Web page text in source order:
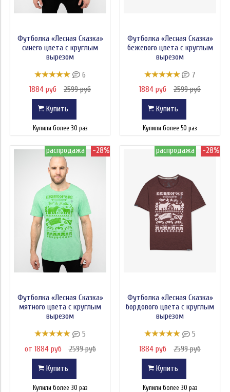
Футболка «Лесная Сказка»
синего цвета с круглым
вырезом
6
1884 руб
2599 руб
Купить
Купили более 30 раз
Футболка «Лесная Сказка»
бежевого цвета с круглым
вырезом
7
1884 руб
2599 руб
Купить
Купили более 50 раз
распродажа -28%
Футболка «Лесная Сказка»
мятного цвета с круглым
вырезом
5
от 1884 руб
2599 руб
Купить
Купили более 30 раз
распродажа -28%
Футболка «Лесная Сказка»
бордового цвета с круглым
вырезом
5
1884 руб
2599 руб
Купить
Купили более 30 раз